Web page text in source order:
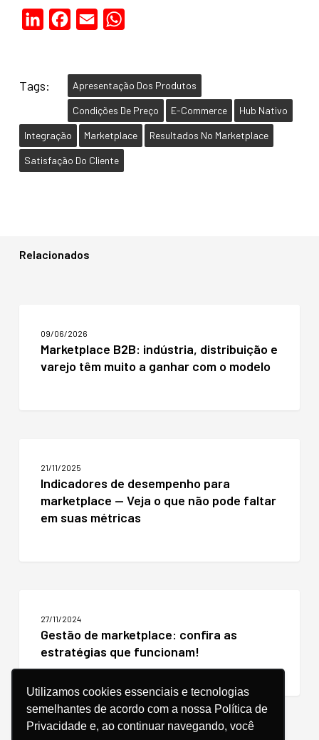
Utilizamos cookies essenciais e tecnologias
semelhantes de acordo com a nossa Política de
Privacidade e, ao continuar navegando, você
LinkedInFacebook
Email
Tags: Apresentação Dos Produtos
Condições De Preço E-Commerce Hub Nativo
Integração Marketplace Resultados No Marketplace
Satisfação Do Cliente
Relacionados
indústria,
distribuição
modelo
09/06/2026
Marketplace B2B: indústria, distribuição e
varejo têm muito a ganhar com o modelo
desempenho
para
marketplace
suas
métricas
21/11/2025
Indicadores de desempenho para
marketplace — Veja o que não pode faltar
em suas métricas
marketplace:
confira
estratégias
funcionam!
27/11/2024
Gestão de marketplace: confira as
estratégias que funcionam!